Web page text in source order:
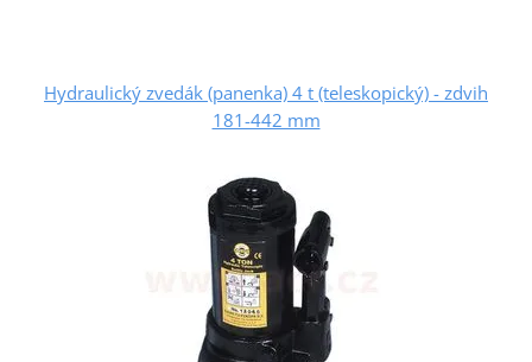
Hydraulický zvedák (panenka) 4 t (teleskopický) - zdvih
181-442 mm